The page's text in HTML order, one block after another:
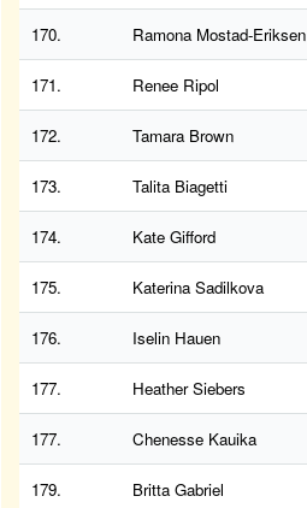
170. Ramona Mostad-Eriksen
171. Renee Ripol
172. Tamara Brown
173. Talita Biagetti
174. Kate Gifford
175. Katerina Sadilkova
176. Iselin Hauen
177. Heather Siebers
177. Chenesse Kauika
179. Britta Gabriel